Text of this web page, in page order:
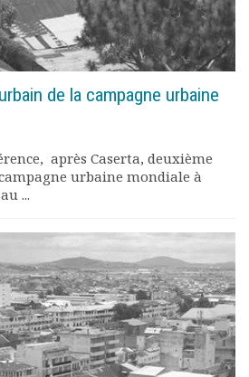
de la campagne urbaine
après Caserta, deuxième
urbaine mondiale à
...